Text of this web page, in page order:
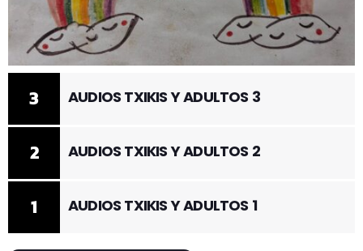
1 AUDIOS TXIKIS Y ADULTOS 1
2 AUDIOS TXIKIS Y ADULTOS 2
3 AUDIOS TXIKIS Y ADULTOS 3